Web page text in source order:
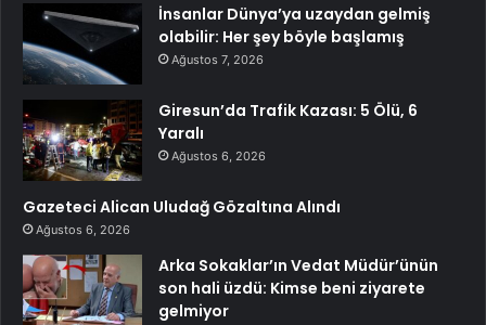
İnsanlar Dünya’ya uzaydan gelmiş
olabilir: Her şey böyle başlamış
Ağustos 7, 2026
Giresun’da Trafik Kazası: 5 Ölü, 6
Yaralı
Ağustos 6, 2026
Gazeteci Alican Uludağ Gözaltına Alındı
Ağustos 6, 2026
Arka Sokaklar’ın Vedat Müdür’ünün
son hali üzdü: Kimse beni ziyarete
gelmiyor